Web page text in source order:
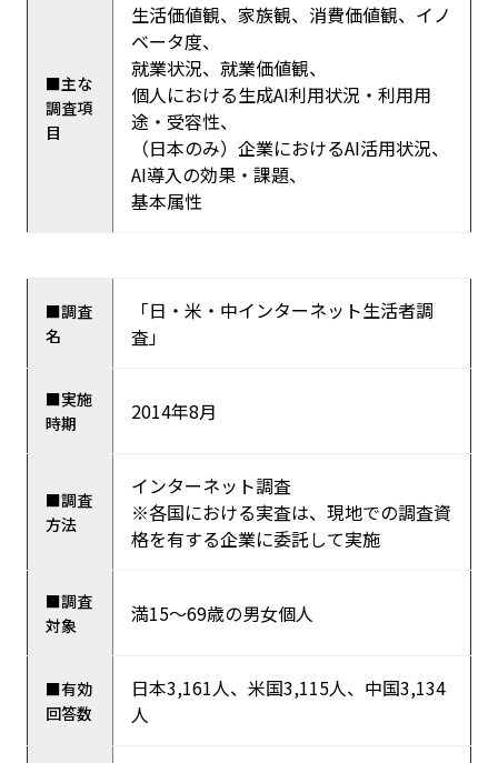
■主な
調査項
目
生活価値観、家族観、消費価値観、イノ
ベータ度、
就業状況、就業価値観、
個人における生成AI利用状況・利用用
途・受容性、
（日本のみ）企業におけるAI活用状況、
AI導入の効果・課題、
基本属性
■調査
名
「日・米・中インターネット生活者調
査」
■実施
時期
2014年8月
■調査
方法
インターネット調査
※各国における実査は、現地での調査資
格を有する企業に委託して実施
■調査
対象
満15～69歳の男女個人
■有効
回答数
日本3,161人、米国3,115人、中国3,134
人